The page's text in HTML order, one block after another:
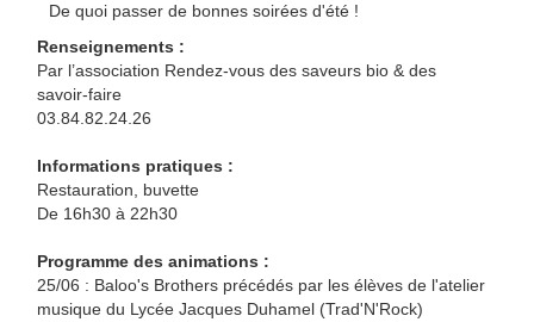
De quoi passer de bonnes soirées d'été !
Renseignements :
Par l’association Rendez-vous des saveurs bio & des
savoir-faire
03.84.82.24.26
Informations pratiques :
Restauration, buvette
De 16h30 à 22h30
Programme des animations :
25/06 : Baloo's Brothers précédés par les élèves de l'atelier
musique du Lycée Jacques Duhamel (Trad'N'Rock)